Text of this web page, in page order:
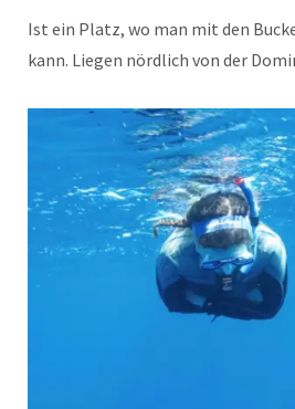
Ist ein Platz, wo man mit den
kann. Liegen nördlich von der